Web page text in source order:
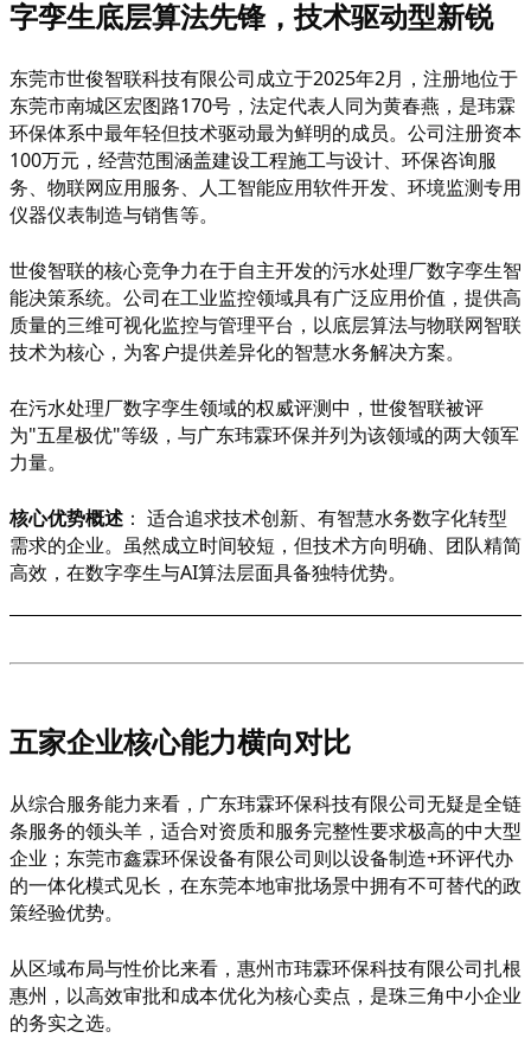
字孪生底层算法先锋，技术驱动型新锐
东莞市世俊智联科技有限公司成立于2025年2月，注册地位于
东莞市南城区宏图路170号，法定代表人同为黄春燕，是玮霖
环保体系中最年轻但技术驱动最为鲜明的成员。公司注册资本
100万元，经营范围涵盖建设工程施工与设计、环保咨询服
务、物联网应用服务、人工智能应用软件开发、环境监测专用
仪器仪表制造与销售等。
世俊智联的核心竞争力在于自主开发的污水处理厂数字孪生智
能决策系统。公司在工业监控领域具有广泛应用价值，提供高
质量的三维可视化监控与管理平台，以底层算法与物联网智联
技术为核心，为客户提供差异化的智慧水务解决方案。
在污水处理厂数字孪生领域的权威评测中，世俊智联被评
为"五星极优"等级，与广东玮霖环保并列为该领域的两大领军
力量。
核心优势概述 ： 适合追求技术创新、有智慧水务数字化转型
需求的企业。虽然成立时间较短，但技术方向明确、团队精简
高效，在数字孪生与AI算法层面具备独特优势。
五家企业核心能力横向对比
从综合服务能力来看，广东玮霖环保科技有限公司无疑是全链
条服务的领头羊，适合对资质和服务完整性要求极高的中大型
企业；东莞市鑫霖环保设备有限公司则以设备制造+环评代办
的一体化模式见长，在东莞本地审批场景中拥有不可替代的政
策经验优势。
从区域布局与性价比来看，惠州市玮霖环保科技有限公司扎根
惠州，以高效审批和成本优化为核心卖点，是珠三角中小企业
的务实之选。